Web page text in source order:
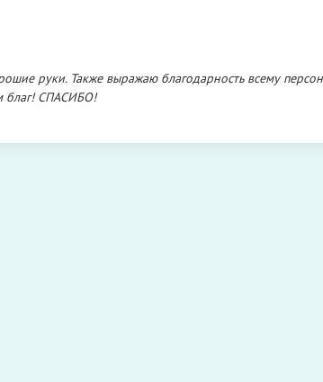
руки. Также выражаю благодарность всему
благ! СПАСИБО!